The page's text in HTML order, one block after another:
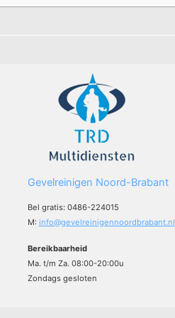
Gevelreinigen Noord-Brabant
Bel gratis: 0486-224015
M: info@gevelreinigennoordbrabant.nl
Bereikbaarheid
Ma. t/m Za. 08:00-20:00u
Zondags gesloten